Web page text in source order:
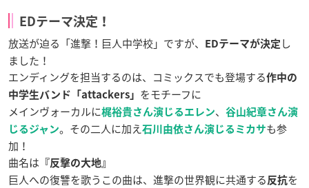
EDテーマ決定！
放送が迫る「進撃！巨人中学校」ですが、 EDテーマが決定 し
ました！
エンディングを担当するのは、コミックスでも登場する作中の
中学生バンド「attackers」 をモチーフに
メインヴォーカルに梶裕貴さん演じるエレン、
谷山紀章さん演
じるジャン。その二人に加え石川由依さん演じるミカサも参
加！
曲名は 『反撃の大地』
巨人への復讐を歌うこの曲は、進撃の世界観に共通する 反抗を